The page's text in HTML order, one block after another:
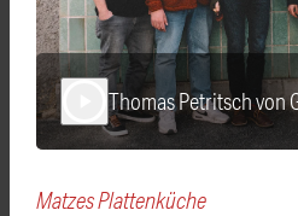
Matzes Plattenküche